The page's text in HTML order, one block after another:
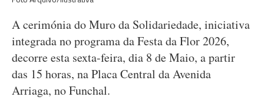
A cerimónia do Muro da Solidariedade, iniciativa
integrada no programa da Festa da Flor 2026,
decorre esta sexta-feira, dia 8 de Maio, a partir
das 15 horas, na Placa Central da Avenida
Arriaga, no Funchal.